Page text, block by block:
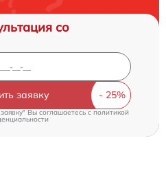
со
заявку
Вы соглашаетесь c политикой